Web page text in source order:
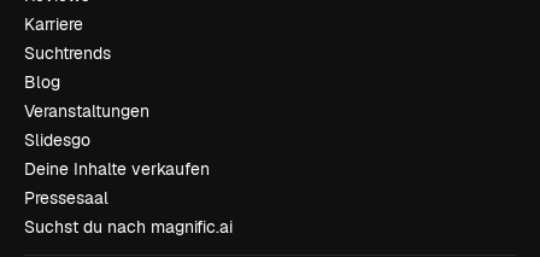
Karriere
Suchtrends
Blog
Veranstaltungen
Slidesgo
Deine Inhalte verkaufen
Pressesaal
Suchst du nach magnific.ai